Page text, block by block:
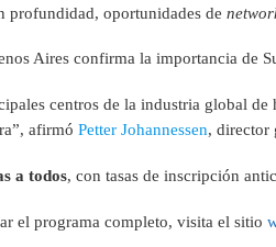
profundidad, oportunidades de
Aires confirma la importancia de
centros de la industria global
afirmó Petter Johannessen, director
a todos, con tasas de inscripción
el programa completo, visita el sitio